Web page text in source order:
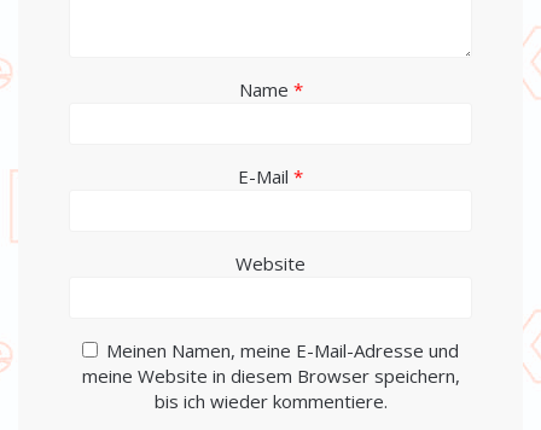
Name *
E-Mail *
Website
Meinen Namen, meine E-Mail-Adresse und
meine Website in diesem Browser speichern,
bis ich wieder kommentiere.